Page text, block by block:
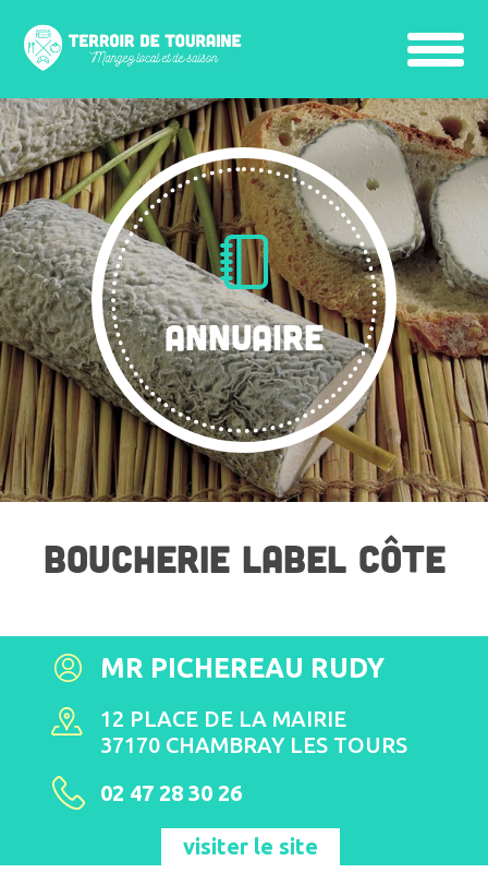
ANNUAIRE
BOUCHERIE LABEL CÔTE
MR PICHEREAU RUDY
12 PLACE DE LA MAIRIE
37170 CHAMBRAY LES TOURS
02 47 28 30 26
visiter le site